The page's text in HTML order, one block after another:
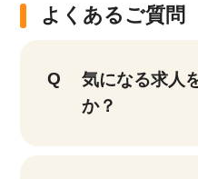
よくあるご質問
気になる求人
か？